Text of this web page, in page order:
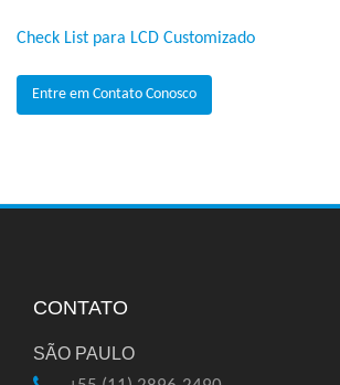
Check List para LCD Customizado
Entre em Contato Conosco
CONTATO
SÃO PAULO